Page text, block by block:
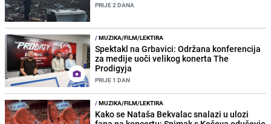
PRIJE 2 DANA
/MUZIKA/FILM/LEKTIRA
Spektakl na Grbavici: Održana konferencija
za medije uoči velikog konerta The
Prodigyja
PRIJE 1 DAN
/MUZIKA/FILM/LEKTIRA
Kako se Nataša Bekvalac snalazi u ulozi